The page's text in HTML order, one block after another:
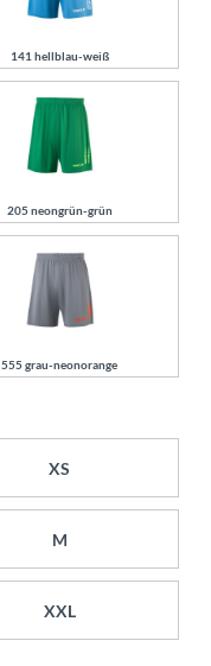
141 hellblau-weiß
205 neongrün-grün
555 grau-neonorange
XS
M
XXL